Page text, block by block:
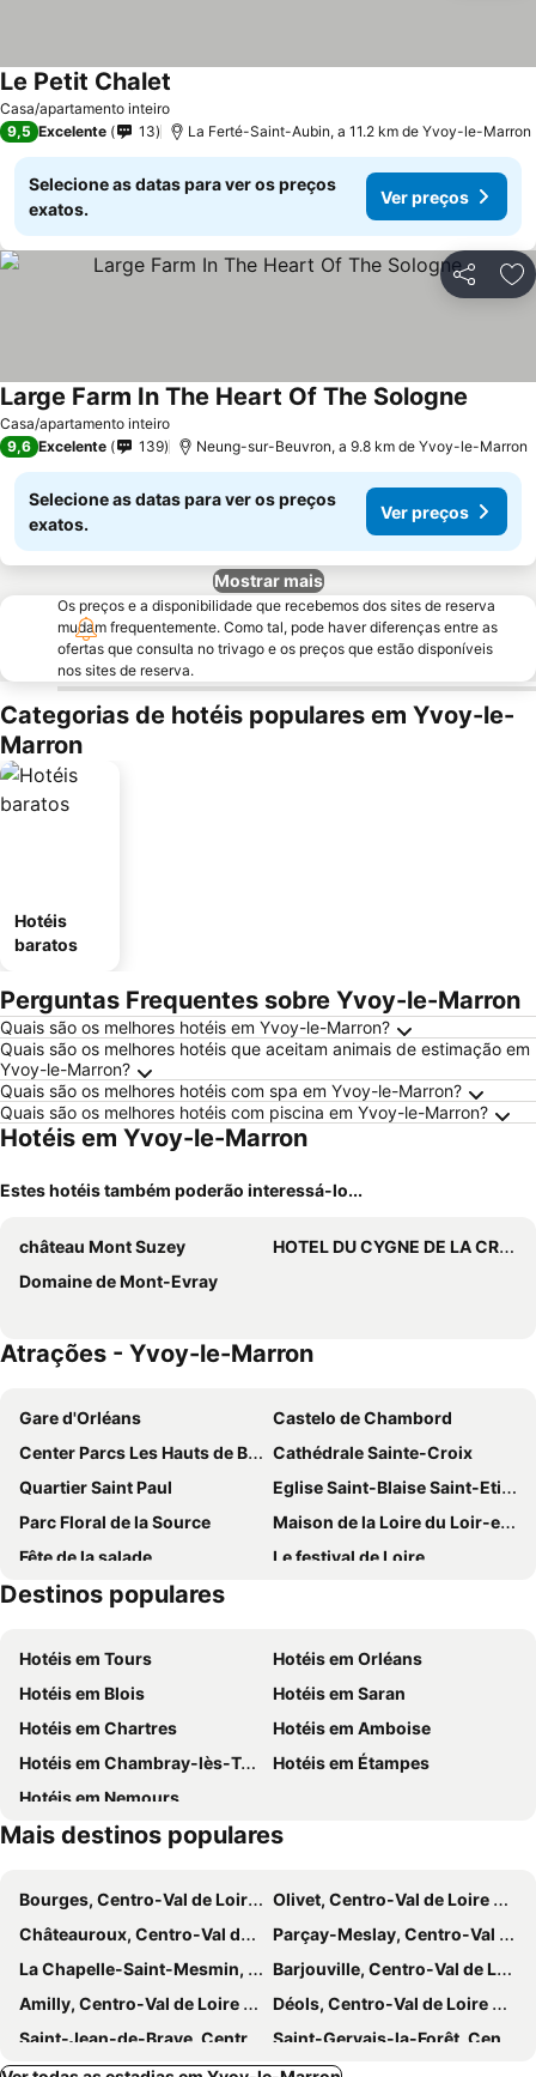
Casa/apartamento inteiro
Le Petit Chalet
9,5 Excelente 13 La Ferté-Saint-Aubin, a 11.2 km de Yvoy-le-Marron
Selecione as datas para ver os preços
exatos.
Ver preços
Partilhar
Casa/apartamento inteiro
Large Farm In The Heart Of The Sologne
9,6 Excelente 139 Neung-sur-Beuvron, a 9.8 km de Yvoy-le-Marron
Selecione as datas para ver os preços
exatos.
Ver preços
Mostrar mais
Os preços e a disponibilidade que recebemos dos sites de reserva
mudam frequentemente. Como tal, pode haver diferenças entre as
ofertas que consulta no trivago e os preços que estão disponíveis
nos sites de reserva.
Categorias de hotéis populares em Yvoy-le-
Marron
Hotéis
baratos
Perguntas Frequentes sobre Yvoy-le-Marron
Quais são os melhores hotéis em Yvoy-le-Marron?
Quais são os melhores hotéis que aceitam animais de estimação em
Yvoy-le-Marron?
Quais são os melhores hotéis com spa em Yvoy-le-Marron?
Quais são os melhores hotéis com piscina em Yvoy-le-Marron?
Hotéis em Yvoy-le-Marron
Estes hotéis também poderão interessá-lo...
château Mont Suzey
HOTEL DU CYGNE DE LA CROIX BLANCHE
Domaine de Mont-Evray
Atrações - Yvoy-le-Marron
Gare d'Orléans
Castelo de Chambord
Center Parcs Les Hauts de Bruyères
Cathédrale Sainte-Croix
Quartier Saint Paul
Eglise Saint-Blaise Saint-Etienne
Parc Floral de la Source
Maison de la Loire du Loir-et-Cher
Fête de la salade
Le festival de Loire
Maison de Jeanne d'Arc
Destinos populares
Hotéis em Tours
Hotéis em Orléans
Hotéis em Blois
Hotéis em Saran
Hotéis em Chartres
Hotéis em Amboise
Hotéis em Chambray-lès-Tours
Hotéis em Étampes
Hotéis em Nemours
Mais destinos populares
Bourges, Centro-Val de Loire Hotéis
Olivet, Centro-Val de Loire Hotéis
Châteauroux, Centro-Val de Loire Hotéis
Parçay-Meslay, Centro-Val de Loire Hotéis
La Chapelle-Saint-Mesmin, Centro-Val de Loire Hotéis
Barjouville, Centro-Val de Loire Hotéis
Amilly, Centro-Val de Loire Hotéis
Déols, Centro-Val de Loire Hotéis
Saint-Jean-de-Braye, Centro-Val de Loire Hotéis
Saint-Gervais-la-Forêt, Centro-Val de Loire Hotéis
Nazelles-Négron, Centro-Val de Loire Hotéis
Saint-Avertin, Centro-Val de Loire Hotéis